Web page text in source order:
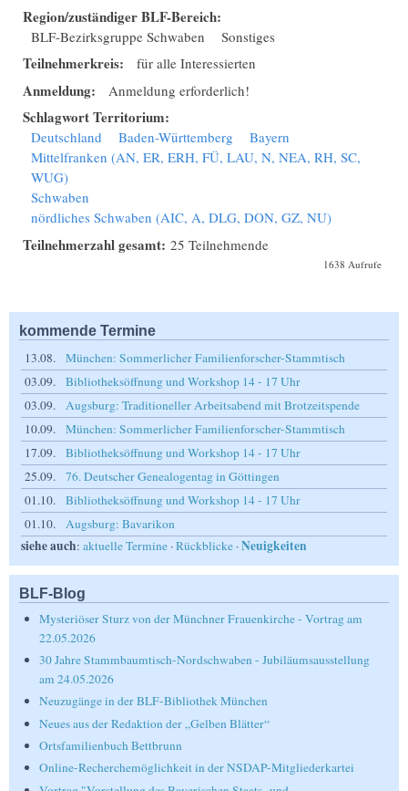
Region/zuständiger BLF-Bereich:
BLF-Bezirksgruppe Schwaben Sonstiges
Teilnehmerkreis: für alle Interessierten
Anmeldung: Anmeldung erforderlich!
Schlagwort Territorium:
Deutschland Baden-Württemberg
Bayern
Mittelfranken (AN, ER, ERH, FÜ, LAU, N, NEA, RH, SC,
WUG)
Schwaben
nördliches Schwaben (AIC, A, DLG, DON, GZ, NU)
Teilnehmerzahl gesamt: 25 Teilnehmende
1638 Aufrufe
kommende Termine
13.08.
München: Sommerlicher Familienforscher-Stammtisch
03.09.
Bibliotheksöffnung und Workshop 14 - 17 Uhr
03.09.
Augsburg: Traditioneller Arbeitsabend mit Brotzeitspende
10.09.
München: Sommerlicher Familienforscher-Stammtisch
17.09.
Bibliotheksöffnung und Workshop 14 - 17 Uhr
25.09.
76. Deutscher Genealogentag in Göttingen
01.10.
Bibliotheksöffnung und Workshop 14 - 17 Uhr
01.10.
Augsburg: Bavarikon
siehe auch: aktuelle Termine ·Rückblicke ·Neuigkeiten
BLF-Blog
Mysteriöser Sturz von der Münchner Frauenkirche - Vortrag am
22.05.2026
30 Jahre Stammbaumtisch-Nordschwaben - Jubiläumsausstellung
am 24.05.2026
Neuzugänge in der BLF-Bibliothek München
Neues aus der Redaktion der „Gelben Blätter“
Ortsfamilienbuch Bettbrunn
Online-Recherchemöglichkeit in der NSDAP-Mitgliederkartei